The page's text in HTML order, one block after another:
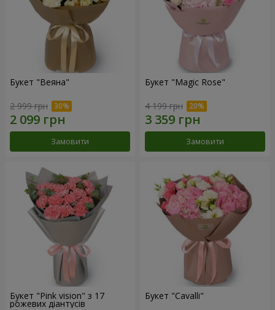
Букет "Веяна"
2 999 грн
Замовити
Букет "Magic Rose"
4 199 грн
Замовити
Букет "Pink vision" з 17
рожевих діантусів
Букет "Cаvalli"